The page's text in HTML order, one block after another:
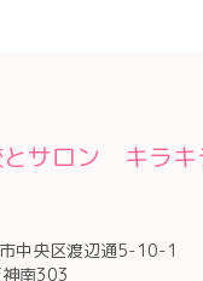
とサロン キラキ
中央区渡辺通5-10-1
南303